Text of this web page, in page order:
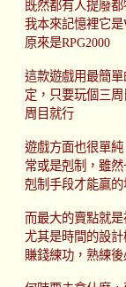
既然都有人提廢
我本來記憶裡它
原來是RPG2000
這款遊戲用最簡
定，只要玩個三
周目就行
遊戲方面也很單
常或是剋制，雖
剋制手段才能贏的
而最大的賣點就
尤其是時間的設
賺錢練功，熟練